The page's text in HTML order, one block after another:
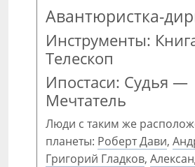
Авантюристка-
Инструменты:
Телескоп
Ипостаси: Судья —
Мечтатель
Люди с таким же
планеты: Роберт Дави,
Григорий Гладков,